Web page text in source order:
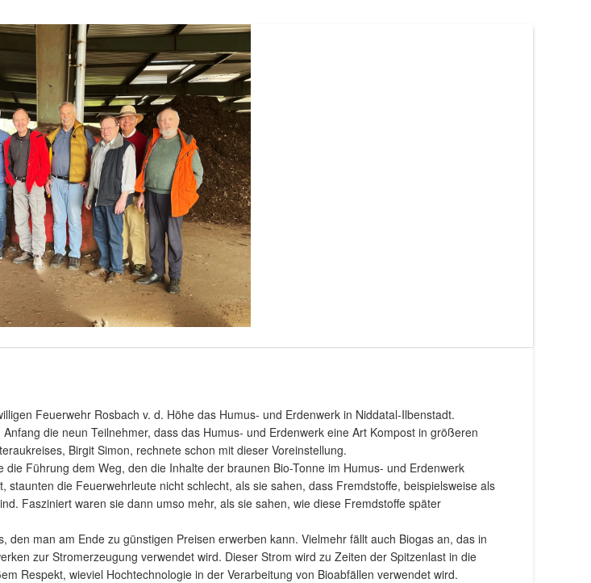
Feuerwehr Rosbach v. d. Höhe das Humus- und Erdenwerk in Niddatal-Ilbenstadt.
die neun Teilnehmer, dass das Humus- und Erdenwerk eine Art Kompost in größeren
Birgit Simon, rechnete schon mit dieser Voreinstellung.
Führung dem Weg, den die Inhalte der braunen Bio-Tonne im Humus- und Erdenwerk
die Feuerwehrleute nicht schlecht, als sie sahen, dass Fremdstoffe, beispielsweise als
Fasziniert waren sie dann umso mehr, als sie sahen, wie diese Fremdstoffe später
man am Ende zu günstigen Preisen erwerben kann. Vielmehr fällt auch Biogas an, das in
zur Stromerzeugung verwendet wird. Dieser Strom wird zu Zeiten der Spitzenlast in die
Respekt, wieviel Hochtechnologie in der Verarbeitung von Bioabfällen verwendet wird.